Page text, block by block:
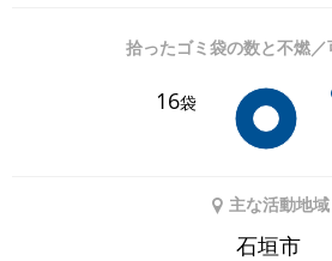
拾ったゴミ袋の数と不燃
16袋
主な活動地域
石垣市